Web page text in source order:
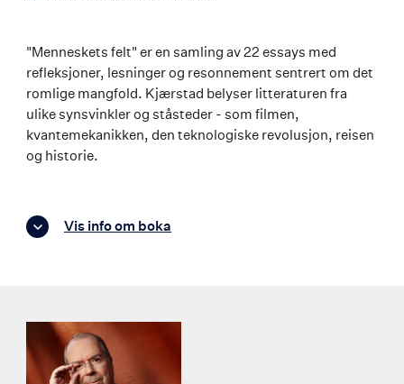
"Menneskets felt" er en samling av 22 essays med
refleksjoner, lesninger og resonnement sentrert om det
romlige mangfold. Kjærstad belyser litteraturen fra
ulike synsvinkler og ståsteder - som filmen,
kvantemekanikken, den teknologiske revolusjon, reisen
og historie.
Vis info om boka